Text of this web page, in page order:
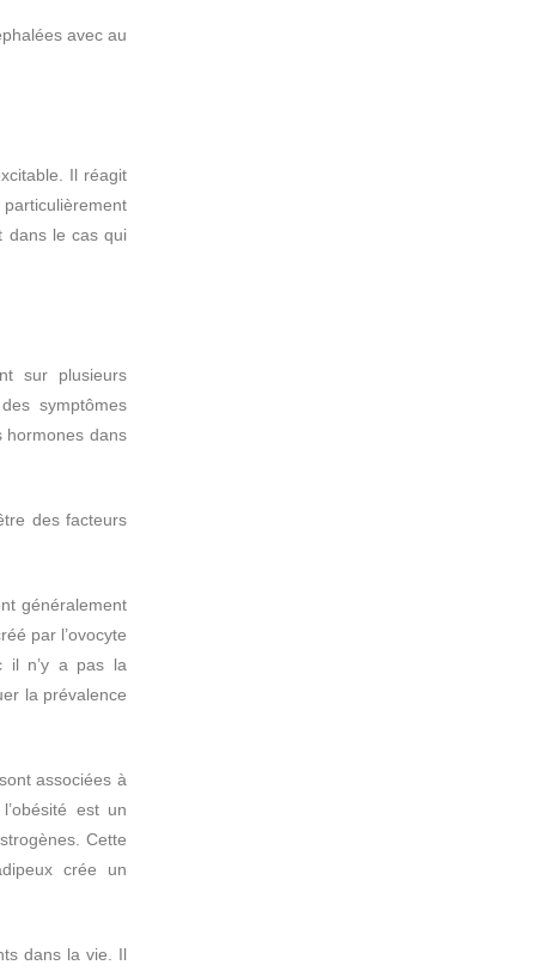
avec au
Il réagit
dans le cas qui
sur plusieurs
symptômes
hormones dans
des facteurs
généralement
par l’ovocyte
il n’y a pas la
la prévalence
associées à
est un
Cette
crée un
dans la vie. Il